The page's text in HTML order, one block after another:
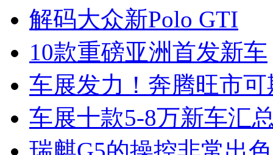
解码大众新Polo GTI
10款重磅亚洲首发新车
车展发力！奔腾旺市可
车展十款5-8万新车汇